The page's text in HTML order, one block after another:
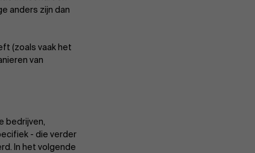
anders zijn dan
(zoals vaak het
van
bedrijven,
- die verder
In het volgende